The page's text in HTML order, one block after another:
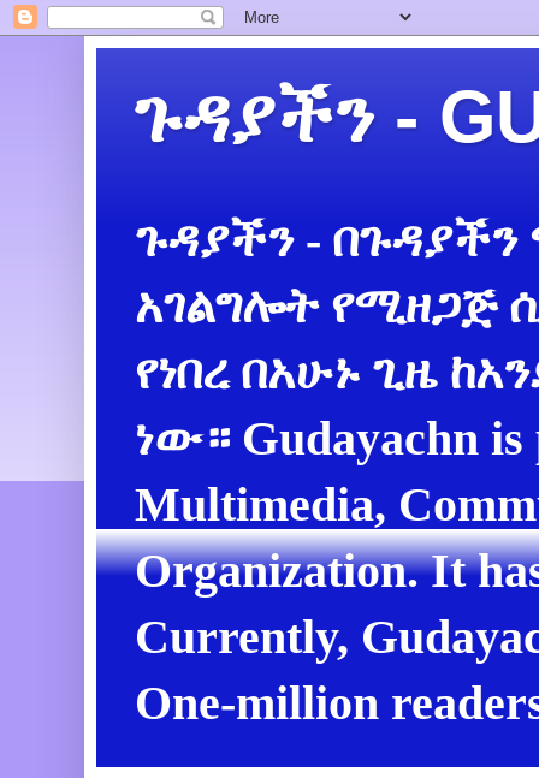
ጉዳያችን -
ጉዳያችን -
አገልግሎት የሚዘጋጅ
የነበረ በአሁኑ ጊዜ
ነው። Gudayachn is
Multimedia,
Organization. It
Currently,
One-million